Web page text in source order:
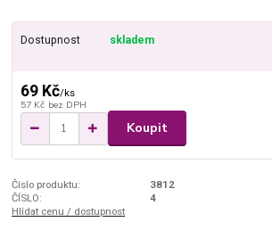
Dostupnost skladem
69 Kč/ks
57 Kč bez DPH
Koupit
Číslo produktu:
3812
ČÍSLO:
4
Hlídat cenu / dostupnost